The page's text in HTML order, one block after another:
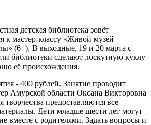
детская библиотека зовёт
к мастер-классу «Живой музей
(6+). В выходные, 19 и 20 марта с
библиотеки сделают лоскутную куклу
её происхождения.
- 400 рублей. Занятие проводит
Амурской области Оксана Викторовна
творчества предоставляются все
Дети младше шести лет могут
вместе с родителями. Задать вопросы и